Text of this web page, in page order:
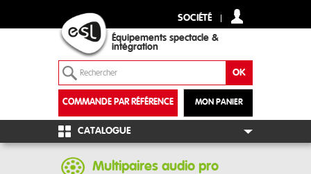
SOCIÉTÉ
Équipements spectacle &
intégration
MON PANIER
COMMANDE PAR RÉFÉRENCE
+
CATALOGUE
Multipaires audio pro